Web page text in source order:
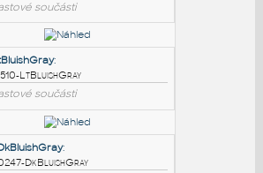
PODOBNÉ BLOKY
White:
4510-White
Plastové součásti